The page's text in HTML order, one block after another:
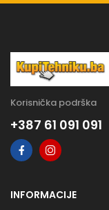
Korisnička podrška
+387 61 091 091
INFORMACIJE